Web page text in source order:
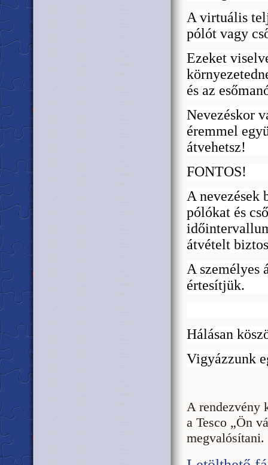
A virtuális
pólót vagy cs
Ezeket
és az eső
Nevezéskor
éremmel
átvehetsz!
FONTOS!
A nevezések
pólókat és cső
idő
átvételt
A személyes
értesítjük.
Hálásan
Vigyázzunk
A rendezvény
a Tesco „Ön